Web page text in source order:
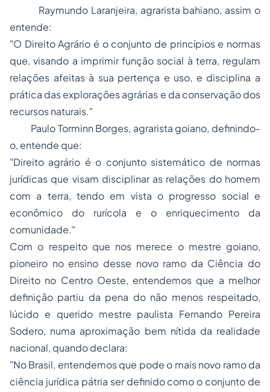
Raymundo Laranjeira, agrarista bahiano, assim o
entende:
"O Direito Agrário é o conjunto de princípios e normas
que, visando a imprimir função social à terra, regulam
relações afeitas à sua pertença e uso, e disciplina a
prática das explorações agrárias e da conservação dos
recursos naturais."
Paulo Torminn Borges, agrarista goiano, definindo-
o, entende que:
"Direito agrário é o conjunto sistemático de normas
jurídicas que visam disciplinar as relações do homem
com a terra, tendo em vista o progresso social e
econômico do rurícola e o enriquecimento da
comunidade."
Com o respeito que nos merece o mestre goiano,
pioneiro no ensino desse novo ramo da Ciência do
Direito no Centro Oeste, entendemos que a melhor
definição partiu da pena do não menos respeitado,
lúcido e querido mestre paulista Fernando Pereira
Sodero, numa aproximação bem nítida da realidade
nacional, quando declara:
"No Brasil, entendemos que pode o mais novo ramo da
ciência jurídica pátria ser definido como o conjunto de